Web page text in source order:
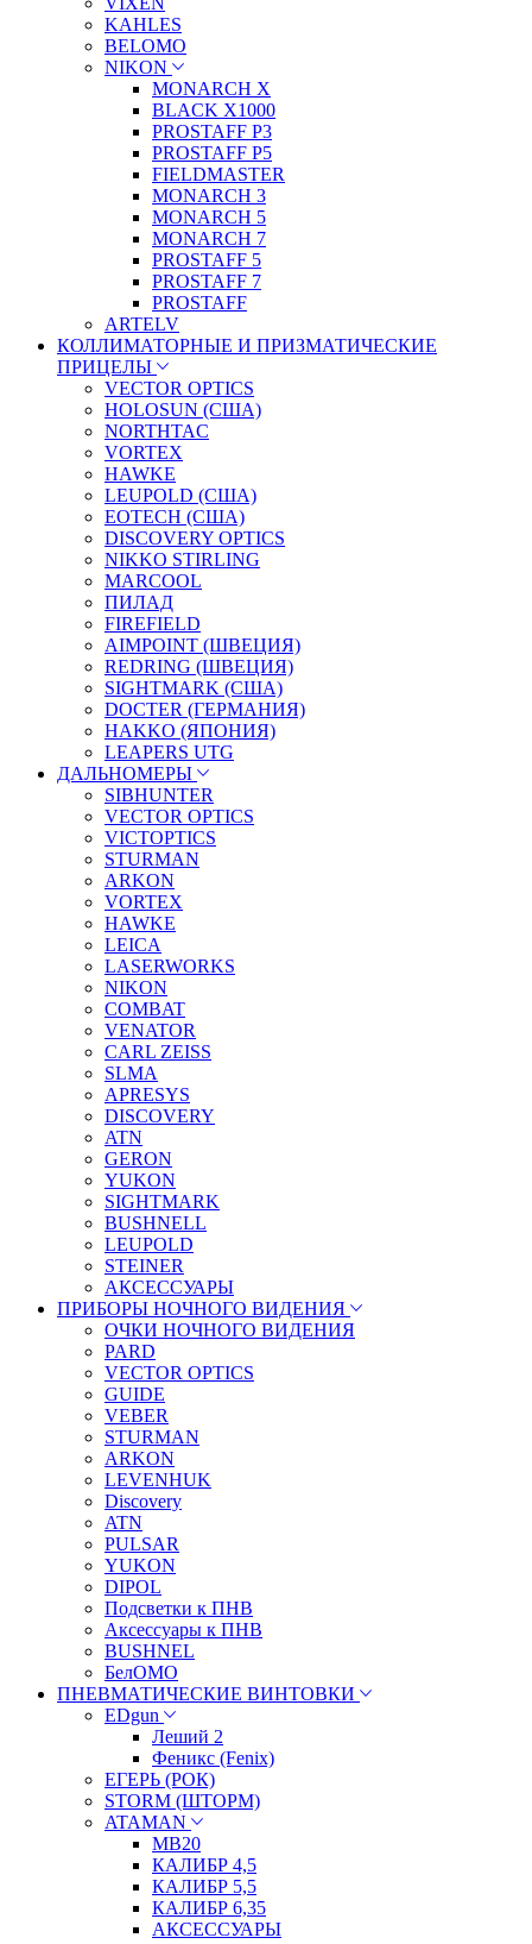
KAHLES
BELOMO
NIKON
MONARCH X
BLACK X1000
PROSTAFF P3
PROSTAFF P5
FIELDMASTER
MONARCH 3
MONARCH 5
MONARCH 7
PROSTAFF 5
PROSTAFF 7
PROSTAFF
ARTELV
КОЛЛИМАТОРНЫЕ И ПРИЗМАТИЧЕСКИЕ
ПРИЦЕЛЫ
VECTOR OPTICS
HOLOSUN (США)
NORTHTAC
VORTEX
HAWKE
LEUPOLD (США)
EOTECH (США)
DISCOVERY OPTICS
NIKKO STIRLING
MARCOOL
ПИЛАД
FIREFIELD
AIMPOINT (ШВЕЦИЯ)
REDRING (ШВЕЦИЯ)
SIGHTMARK (США)
DOCTER (ГЕРМАНИЯ)
HAKKO (ЯПОНИЯ)
LEAPERS UTG
ДАЛЬНОМЕРЫ
SIBHUNTER
VECTOR OPTICS
VICTOPTICS
STURMAN
ARKON
VORTEX
HAWKE
LEICA
LASERWORKS
NIKON
COMBAT
VENATOR
CARL ZEISS
SLMA
APRESYS
DISCOVERY
ATN
GERON
YUKON
SIGHTMARK
BUSHNELL
LEUPOLD
STEINER
АКСЕССУАРЫ
ПРИБОРЫ НОЧНОГО ВИДЕНИЯ
ОЧКИ НОЧНОГО ВИДЕНИЯ
PARD
VECTOR OPTICS
GUIDE
VEBER
STURMAN
ARKON
LEVENHUK
Discovery
ATN
PULSAR
YUKON
DIPOL
Подсветки к ПНВ
Аксессуары к ПНВ
BUSHNEL
БелОМО
ПНЕВМАТИЧЕСКИЕ ВИНТОВКИ
EDgun
Леший 2
Феникс (Fenix)
ЕГЕРЬ (РОК)
STORM (ШТОРМ)
ATAMAN
МВ20
КАЛИБР 4,5
КАЛИБР 5,5
КАЛИБР 6,35
АКСЕССУАРЫ